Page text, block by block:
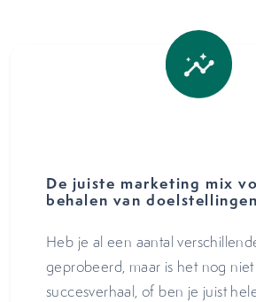
De juiste marketing mix
behalen van doelstellingen
Heb je al een aantal
geprobeerd, maar is het nog
succesverhaal, of ben je juist